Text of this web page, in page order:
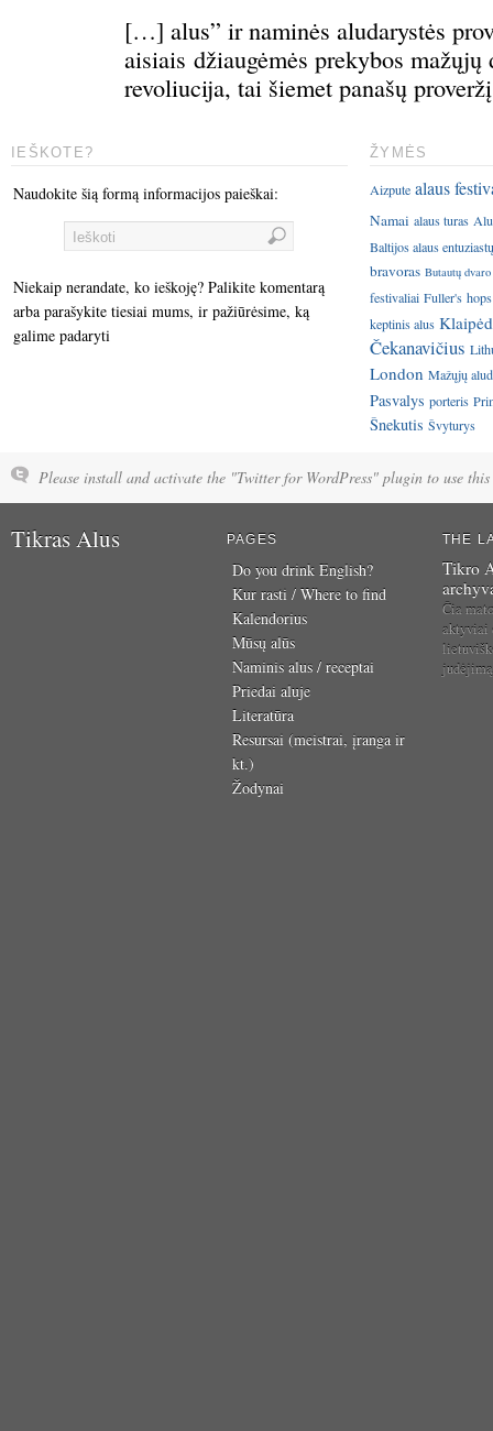
[…] alus” ir naminės aludarystės
aisiais džiaugėmės prekybos
revoliucija, tai šiemet panašų
IEŠKOTE?
Naudokite šią formą informacijos paieškai:
Niekaip nerandate, ko ieškoję? Palikite komentarą
arba parašykite tiesiai mums, ir pažiūrėsime, ką
galime padaryti
ŽYMĖS
Aizpute alaus
Namai alaus turas
Baltijos alaus
bravoras Butautų dvaro
festivaliai Fuller's hops
keptinis alus
Čekanavičius
London Mažųjų
Pasvalys porteris
Šnekutis Švyturys
Please install and activate the "Twitter for WordPress" plugin to use this
Tikras Alus PAGES
Do you drink English?
Kur rasti / Where to find
Kalendorius
Mūsų alūs
Naminis alus / receptai
Priedai aluje
Literatūra
Resursai (meistrai, įranga ir
kt.)
Žodynai
THE
Tikro
Čia
aktyviai